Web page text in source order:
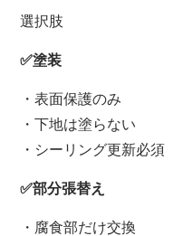
選択肢
✅塗装
・表面保護のみ
・下地は塗らない
・シーリング更新必須
✅部分張替え
・腐食部だけ交換